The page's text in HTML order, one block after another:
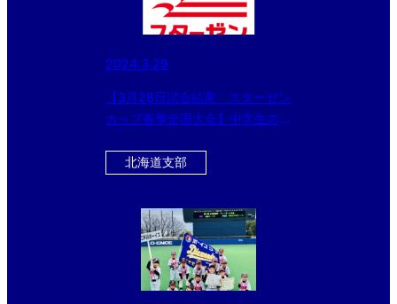
2024.3.29
【3月28日試合結果 スターゼン
カップ春季全国大会】中学生の部
4が出揃う！！
北海道支部